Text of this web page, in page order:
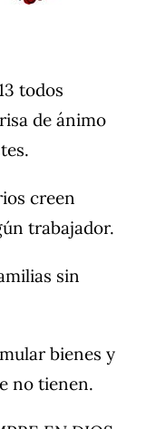
todos
de ánimo
creen
trabajador.
sin
bienes y
no tienen.